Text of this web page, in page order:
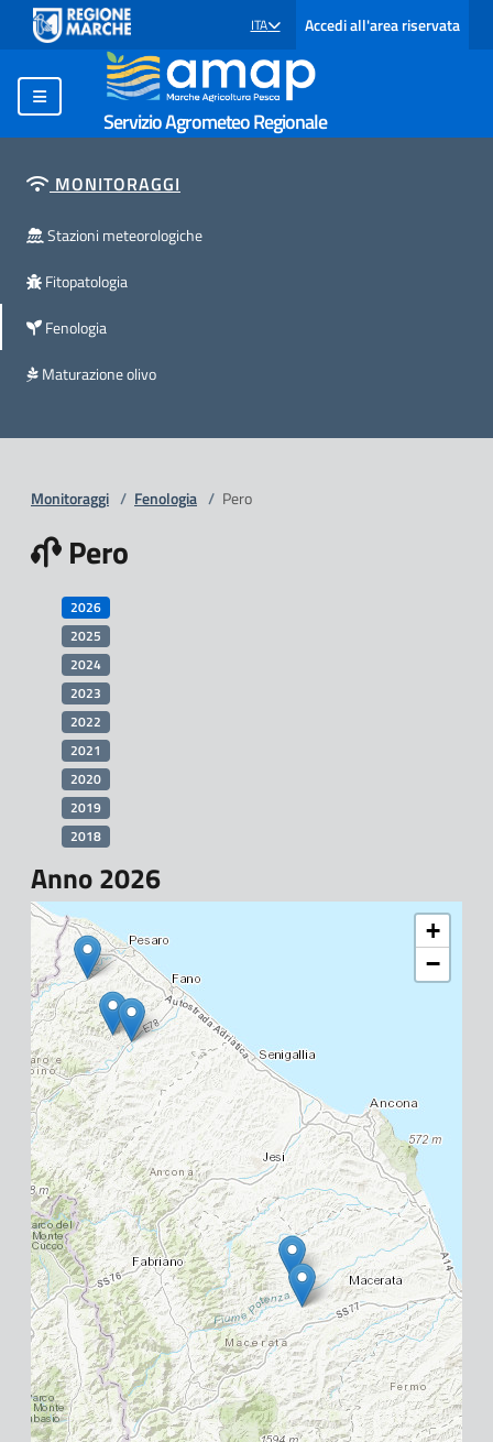
SELEZIONE LINGUA: LINGUA SELEZIONATA
ITA Accedi all'area riservata
Servizio Agrometeo Regionale
MONITORAGGI
Stazioni meteorologiche
Fitopatologia
Fenologia
Maturazione olivo
Monitoraggi / Fenologia / Pero
Pero
2026
2025
2024
2023
2022
2021
2020
2019
2018
Anno 2026
+
−